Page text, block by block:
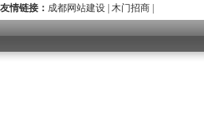
友情链接： 成都网站建设 木门招商